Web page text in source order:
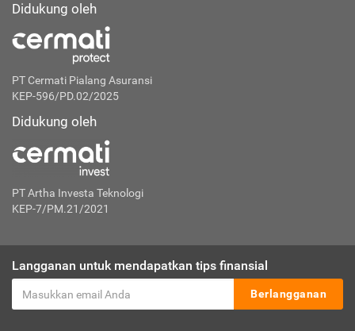
Didukung oleh
PT Cermati Pialang Asuransi
KEP-596/PD.02/2025
Didukung oleh
PT Artha Investa Teknologi
KEP-7/PM.21/2021
Langganan untuk mendapatkan tips finansial
Berlangganan